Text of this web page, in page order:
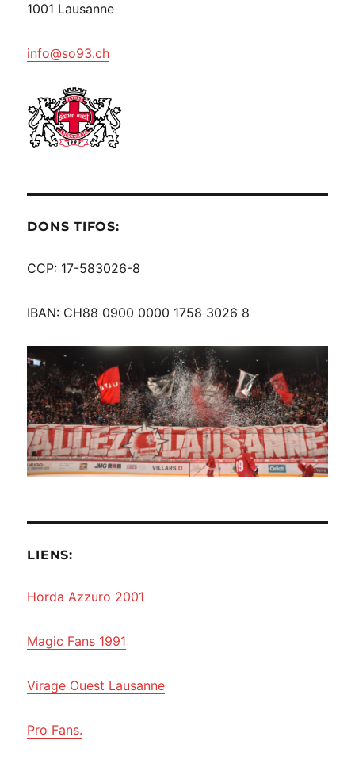
1001 Lausanne
info@so93.ch
DONS TIFOS:
CCP: 17-583026-8
IBAN: CH88 0900 0000 1758 3026 8
LIENS:
Horda Azzuro 2001
Magic Fans 1991
Virage Ouest Lausanne
Pro Fans.